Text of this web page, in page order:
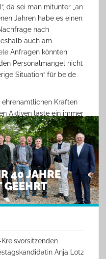
da sei man mitunter „an
Jahren habe es einen
nach
auch am
Anfragen könnten
Personalmangel nicht
Situation“ für beide
Kräften
Aktiven laste ein immer
Und: „Jugendliche
zu
Diskussion um ein
kürzlich
der SPD in
verwies in diesem
dies überlegenswert sei,
Arbeitskräfte
seien.
40 JAHRE
GEEHRT
Anja Lotz